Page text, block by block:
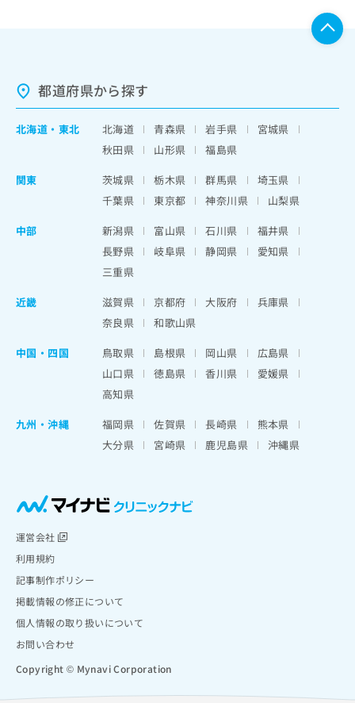
都道府県から探す
北海道 ・ 東北 北海道 青森県 岩手県
宮城県
秋田県
山形県
福島県
関東
茨城県 栃木県 群馬県
埼玉県
千葉県
東京都 神奈川県
山梨県
中部
新潟県 富山県 石川県
福井県
長野県
岐阜県 静岡県
愛知県
三重県
近畿
滋賀県 京都府 大阪府
兵庫県
奈良県
和歌山県
中国・四国
鳥取県 島根県 岡山県
広島県
山口県
徳島県 香川県
愛媛県
高知県
九州・沖縄
福岡県 佐賀県 長崎県
熊本県
大分県
宮崎県 鹿児島県 沖縄県
運営会社
利用規約
記事制作ポリシー
掲載情報の修正について
個人情報の取り扱いについて
お問い合わせ
Copyright © Mynavi Corporation